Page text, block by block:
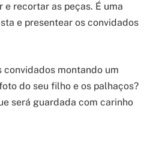
recortar as peças. É uma
e presentear os convidados
convidados montando um
do seu filho e os palhaços?
será guardada com carinho